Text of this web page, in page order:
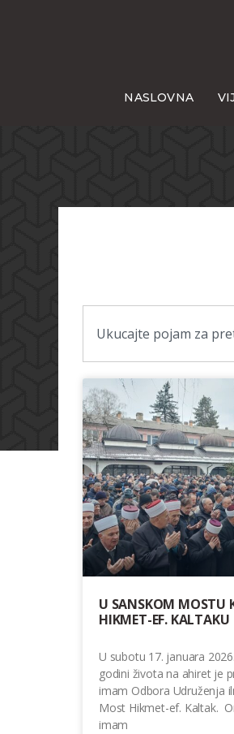
NASLOVNA
U SANSKOM MOSTU
HIKMET-EF. KALTAKU
U subotu 17. januara
godini života na ahiret je
imam Odbora Udruženja
Most Hikmet-ef. Kaltak.
imam